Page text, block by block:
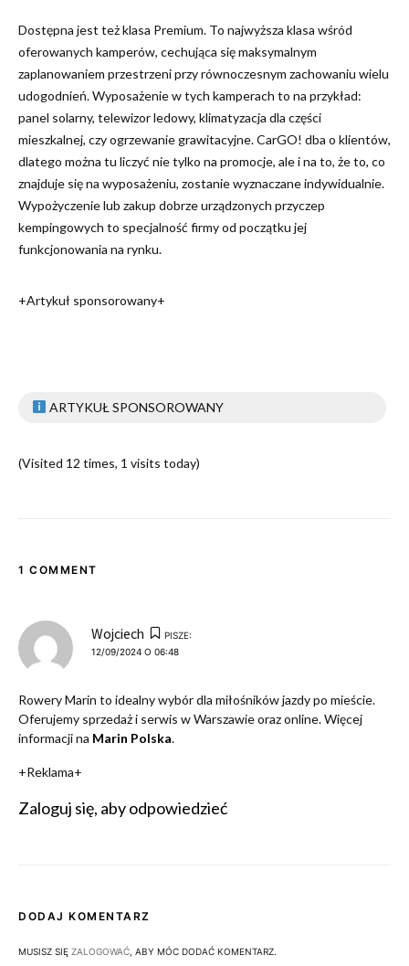
Dostępna jest też klasa Premium. To najwyższa klasa wśród
oferowanych kamperów, cechująca się maksymalnym
zaplanowaniem przestrzeni przy równoczesnym zachowaniu wielu
udogodnień. Wyposażenie w tych kamperach to na przykład:
panel solarny, telewizor ledowy, klimatyzacja dla części
mieszkalnej, czy ogrzewanie grawitacyjne. CarGO! dba o klientów,
dlatego można tu liczyć nie tylko na promocje, ale i na to, że to, co
znajduje się na wyposażeniu, zostanie wyznaczane indywidualnie.
Wypożyczenie lub zakup dobrze urządzonych przyczep
kempingowych to specjalność firmy od początku jej
funkcjonowania na rynku.
+Artykuł sponsorowany+
ARTYKUŁ SPONSOROWANY
(Visited 12 times, 1 visits today)
1 COMMENT
Wojciech
PISZE:
12/09/2024 O 06:48
Rowery Marin to idealny wybór dla miłośników jazdy po mieście.
Oferujemy sprzedaż i serwis w Warszawie oraz online. Więcej
informacji na Marin Polska.
+Reklama+
Zaloguj się, aby odpowiedzieć
DODAJ KOMENTARZ
MUSISZ SIĘ ZALOGOWAĆ , ABY MÓC DODAĆ KOMENTARZ.